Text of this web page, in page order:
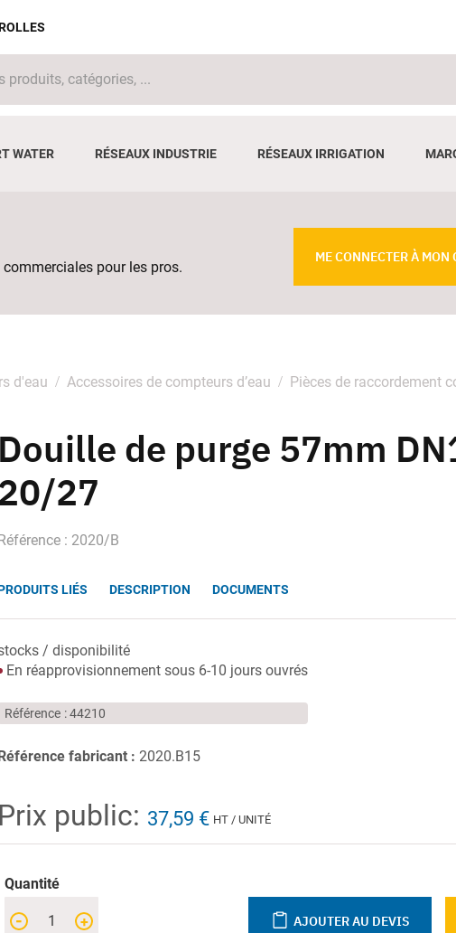
WATER RÉSEAUX INDUSTRIE RÉSEAUX IRRIGATION
pour les pros.
ME CONNECTER À MON
d'eau Accessoires de compteurs d’eau
Pièces de raccordement
Douille de purge 57mm
20/27
: 2020/B
LIÉS DESCRIPTION DOCUMENTS
/ disponibilité
En réapprovisionnement sous 6-10 jours ouvrés
Référence 44210
fabricant : 2020.B15
Prix public: 37,59 € HT / UNITÉ
Quantité
+
- AJOUTER AU DEVIS